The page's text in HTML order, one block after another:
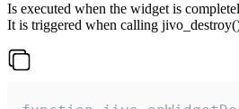
Is executed when the widget is
It is triggered when calling